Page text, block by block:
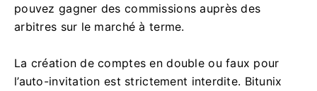
pouvez gagner des commissions auprès des
arbitres sur le marché à terme.
La création de comptes en double ou faux pour
l’auto-invitation est strictement interdite. Bitunix